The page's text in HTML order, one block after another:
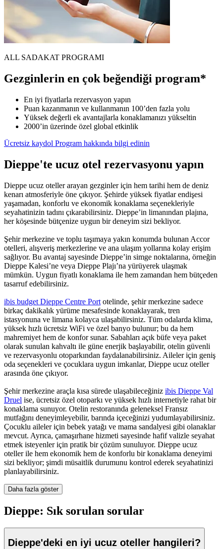
ALL SADAKAT PROGRAMI
Gezginlerin en çok beğendiği program*
En iyi fiyatlarla rezervasyon yapın
Puan kazanmanın ve kullanmanın 100’den fazla yolu
Yüksek değerli ek avantajlarla konaklamanızı yükseltin
2000’in üzerinde özel global etkinlik
Ücretsiz kaydol Program hakkında bilgi edinin
Dieppe'te ucuz otel rezervasyonu yapın
Dieppe ucuz oteller arayan gezginler için hem tarihi hem de deniz
kenarı atmosferiyle öne çıkıyor. Şehirde yüksek fiyatlar endişesi
yaşamadan, konforlu ve ekonomik konaklama seçenekleriyle
seyahatinizin tadını çıkarabilirsiniz. Dieppe’in limanından plajına,
her köşesinde bütçenize uygun bir deneyim sizi bekliyor.
Şehir merkezine ve toplu taşımaya yakın konumda bulunan Accor
otelleri, alışveriş merkezlerine ve ana ulaşım yollarına kolay erişim
sağlıyor. Bu avantaj sayesinde Dieppe’in simge noktalarına, örneğin
Dieppe Kalesi’ne veya Dieppe Plajı’na yürüyerek ulaşmak
mümkün. Uygun fiyatlı konaklama ile hem zamandan hem bütçeden
tasarruf edebilirsiniz.
ibis budget Dieppe Centre Port otelinde, şehir merkezine sadece
birkaç dakikalık yürüme mesafesinde konaklayarak, tren
istasyonuna ve limana kolayca ulaşabilirsiniz. Tüm odalarda klima,
yüksek hızlı ücretsiz WiFi ve özel banyo bulunur; bu da hem
mahremiyet hem de konfor sunar. Sabahları açık büfe veya paket
olarak sunulan kahvaltı ile güne enerjik başlayabilir, otelin güvenli
ve rezervasyonlu otoparkından faydalanabilirsiniz. Aileler için geniş
oda seçenekleri ve çocuklara uygun imkanlar, Dieppe ucuz oteller
arasında öne çıkıyor.
Şehir merkezine araçla kısa sürede ulaşabileceğiniz ibis Dieppe Val
Druel ise, ücretsiz özel otoparkı ve yüksek hızlı internetiyle rahat bir
konaklama sunuyor. Otelin restoranında geleneksel Fransız
mutfağını deneyimleyebilir, barında içeceğinizi yudumlayabilirsiniz.
Çocuklu aileler için bebek yatağı ve mama sandalyesi gibi olanaklar
mevcut. Ayrıca, çamaşırhane hizmeti sayesinde hafif valizle seyahat
etmek isteyenler için pratik bir çözüm sunuluyor. Dieppe ucuz
oteller ile hem ekonomik hem de konforlu bir konaklama deneyimi
sizi bekliyor; şimdi müsaitlik durumunu kontrol ederek seyahatinizi
planlayabilirsiniz.
Daha fazla göster
Dieppe: Sık sorulan sorular
Dieppe'deki en iyi ucuz oteller hangileri?